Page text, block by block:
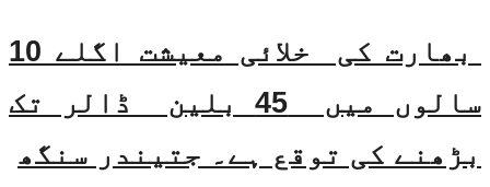
بھارت کی خلائی معیشت اگلے 10
سالوں میں 45 بلین ڈالر تک
بڑھنے کی توقع ہے۔ جتیندر سنگھ